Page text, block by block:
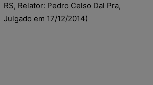
RS, Relator: Pedro Celso Dal Pra,
Julgado em 17/12/2014)